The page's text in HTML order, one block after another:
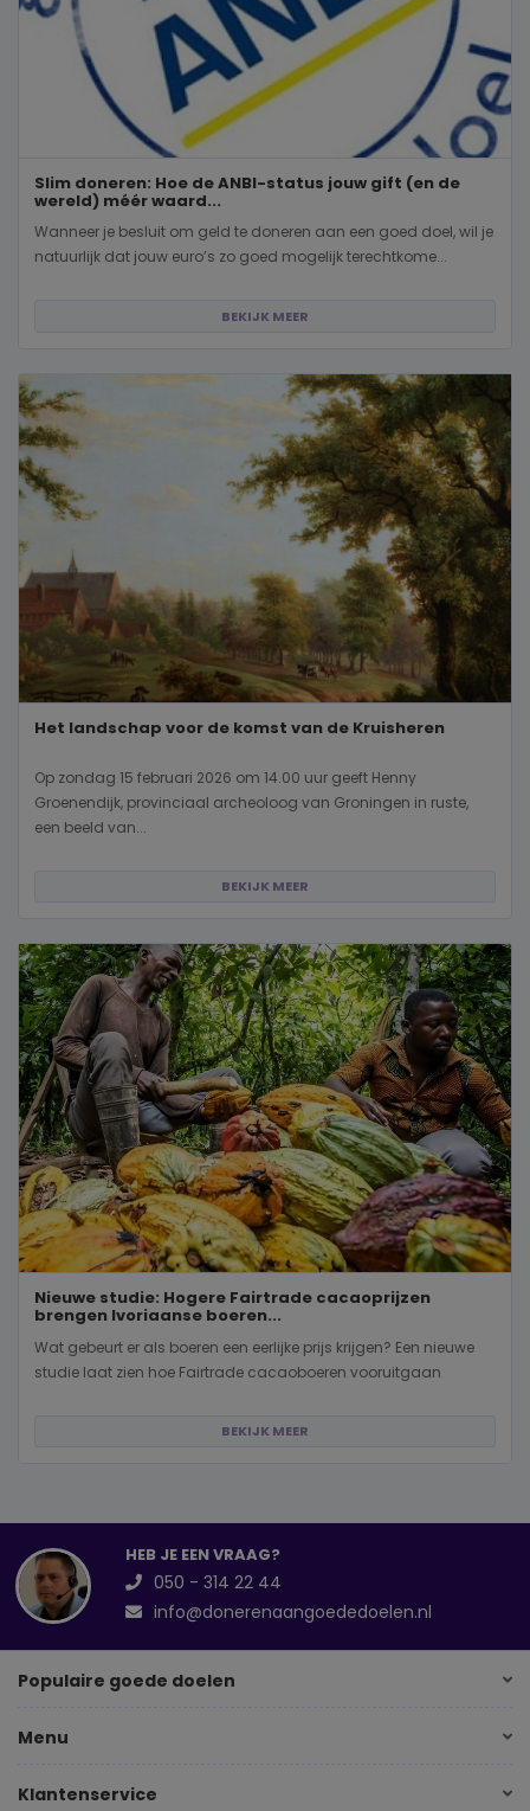
Slim doneren: Hoe de ANBI-status jouw gift (en de
wereld) méér waard...
Wanneer je besluit om geld te doneren aan een goed doel, wil je
natuurlijk dat jouw euro’s zo goed mogelijk terechtkome...
BEKIJK MEER
Het landschap voor de komst van de Kruisheren
Op zondag 15 februari 2026 om 14.00 uur geeft Henny
Groenendijk, provinciaal archeoloog van Groningen in ruste,
een beeld van...
BEKIJK MEER
Nieuwe studie: Hogere Fairtrade cacaoprijzen
brengen Ivoriaanse boeren...
Wat gebeurt er als boeren een eerlijke prijs krijgen? Een nieuwe
studie laat zien hoe Fairtrade cacaoboeren vooruitgaan
BEKIJK MEER
HEB JE EEN VRAAG?
050 - 314 22 44
info@donerenaangoededoelen.nl
Populaire goede doelen
Menu
Klantenservice